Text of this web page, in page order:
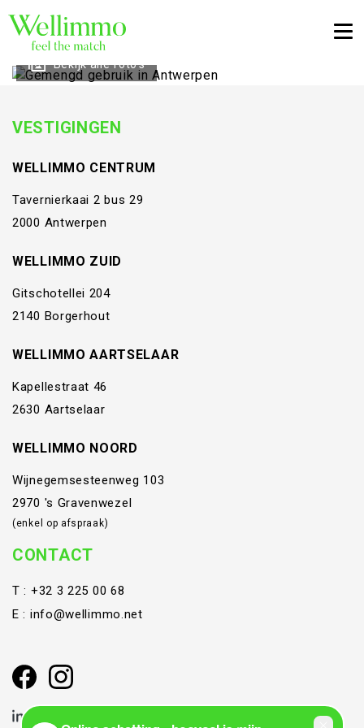
Bekijk alle foto's
VESTIGINGEN
WELLIMMO CENTRUM
Tavernierkaai 2 bus 29
2000 Antwerpen
WELLIMMO ZUID
Gitschotellei 204
2140 Borgerhout
WELLIMMO AARTSELAAR
Kapellestraat 46
2630 Aartselaar
WELLIMMO NOORD
Wijnegemsesteenweg 103
2970 's Gravenwezel
(enkel op afspraak)
CONTACT
T : +32 3 225 00 68
E : info@wellimmo.net